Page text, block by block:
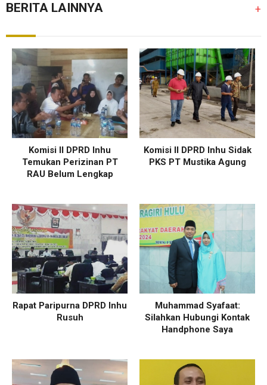
BERITA LAINNYA +
Komisi II DPRD Inhu
Temukan Perizinan PT
RAU Belum Lengkap
Komisi II DPRD Inhu Sidak
PKS PT Mustika Agung
Rapat Paripurna DPRD Inhu
Rusuh
Muhammad Syafaat:
Silahkan Hubungi Kontak
Handphone Saya